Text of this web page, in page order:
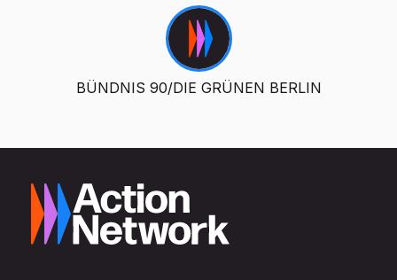
BÜNDNIS 90/DIE GRÜNEN BERLIN